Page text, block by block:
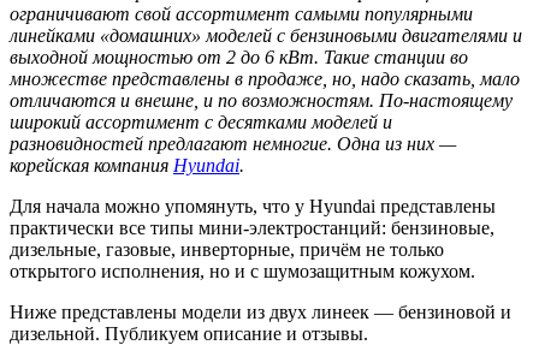
ограничивают свой ассортимент самыми популярными
линейками «домашних» моделей с бензиновыми двигателями и
выходной мощностью от 2 до 6 кВт. Такие станции во
множестве представлены в продаже, но, надо сказать, мало
отличаются и внешне, и по возможностям. По-настоящему
широкий ассортимент с десятками моделей и
разновидностей предлагают немногие. Одна из них —
корейская компания Hyundai.
Для начала можно упомянуть, что у Hyundai представлены
практически все типы мини-электростанций: бензиновые,
дизельные, газовые, инверторные, причём не только
открытого исполнения, но и с шумозащитным кожухом.
Ниже представлены модели из двух линеек — бензиновой и
дизельной. Публикуем описание и отзывы.